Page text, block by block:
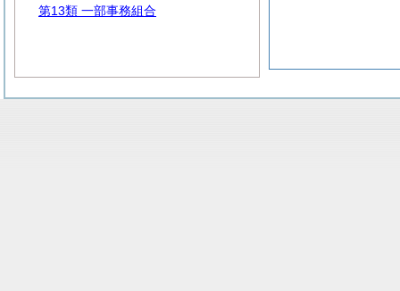
第13類 一部事務組合